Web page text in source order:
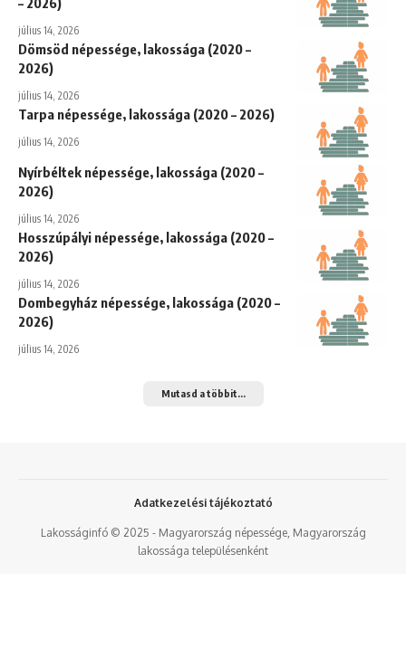
július 14, 2026
Dömsöd népessége, lakossága (2020 –
2026)
július 14, 2026
Tarpa népessége, lakossága (2020 – 2026)
július 14, 2026
Nyírbéltek népessége, lakossága (2020 –
2026)
július 14, 2026
Hosszúpályi népessége, lakossága (2020 –
2026)
július 14, 2026
Dombegyház népessége, lakossága (2020 –
2026)
július 14, 2026
Mutasd a többit...
Lakosságinfó © 2025 - Magyarország népessége, Magyarország
lakossága településenként
Adatkezelési tájékoztató